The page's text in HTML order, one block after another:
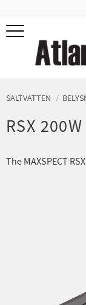
Meny
SALTVATTEN
RSX
The MAXSPECT